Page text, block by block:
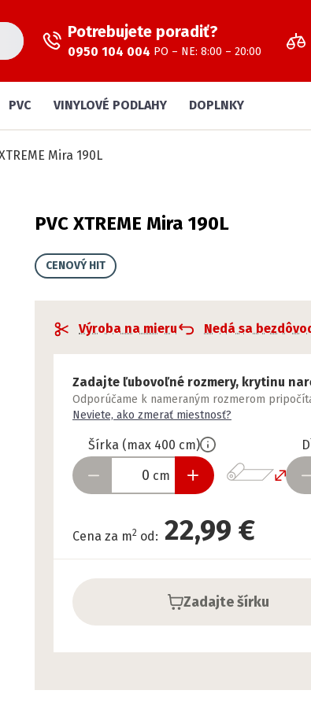
Potrebujete poradiť?
0950 104 004 PO – NE: 8:00 – 20:00
PVC VINYLOVÉ PODLAHY DOPLNKY
Mira 190L
PVC XTREME Mira 190L
CENOVÝ HIT
Výroba na mieru Nedá sa
Zadajte ľubovoľné rozmery, krytinu
Odporúčame k nameraným rozmerom
Neviete, ako zmerať miestnosť?
Šírka (max 400 cm)
cm
Cena za m2 od: 22,99 €
Zadajte šírku